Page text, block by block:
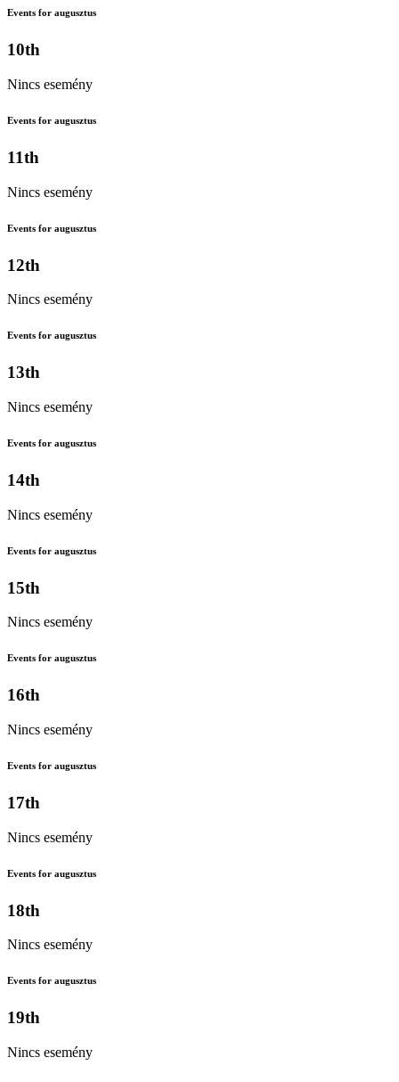
Events for augusztus
10th
Nincs esemény
Events for augusztus
11th
Nincs esemény
Events for augusztus
12th
Nincs esemény
Events for augusztus
13th
Nincs esemény
Events for augusztus
14th
Nincs esemény
Events for augusztus
15th
Nincs esemény
Events for augusztus
16th
Nincs esemény
Events for augusztus
17th
Nincs esemény
Events for augusztus
18th
Nincs esemény
Events for augusztus
19th
Nincs esemény